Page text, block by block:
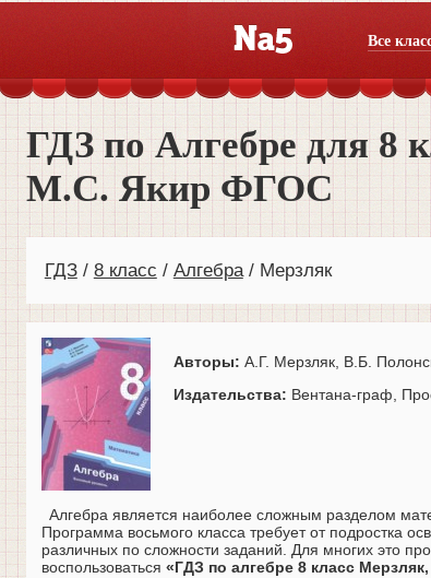
Все
ГДЗ по Алгебре для 8
М.С. Якир ФГОС
ГДЗ 8 класс Алгебра Мерзляк
Авторы: А.Г. Мерзляк, В.Б.
Издательства: Вентана-граф,
Алгебра является наиболее сложным разделом
Программа восьмого класса требует от подростка
различных по сложности заданий. Для многих это
воспользоваться «ГДЗ по алгебре 8 класс